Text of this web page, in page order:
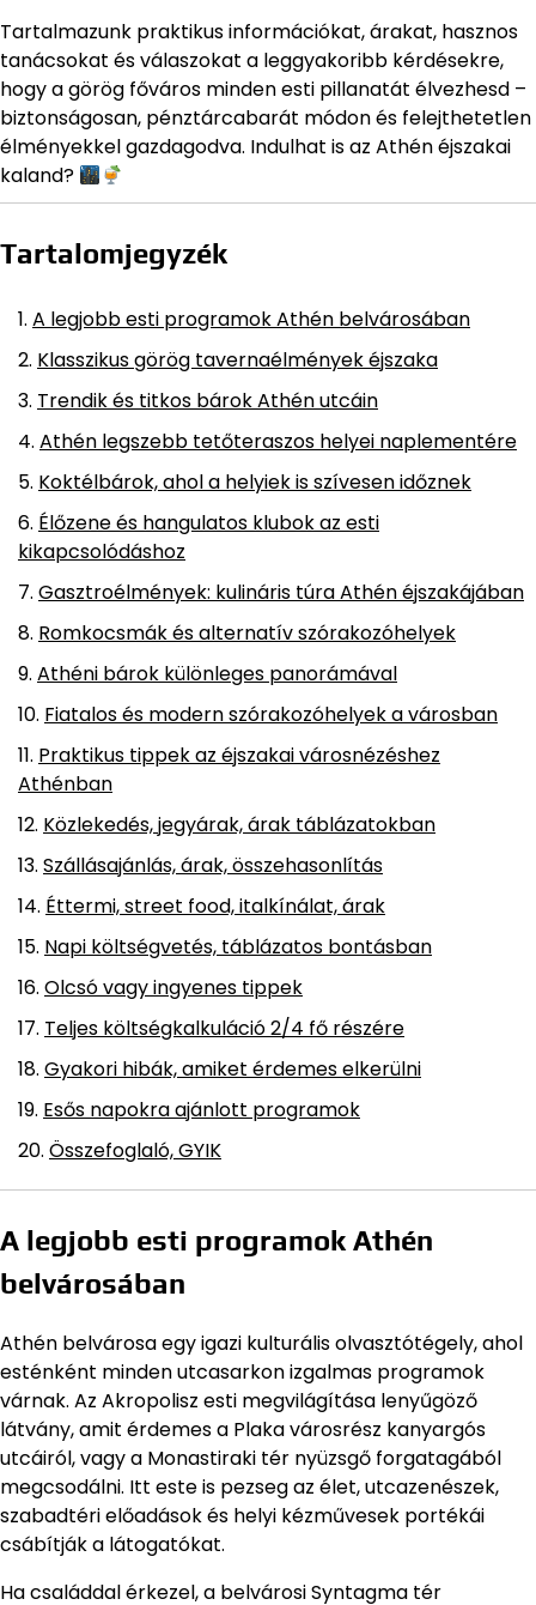
Tartalmazunk praktikus információkat, árakat, hasznos
tanácsokat és válaszokat a leggyakoribb kérdésekre,
hogy a görög főváros minden esti pillanatát élvezhesd –
biztonságosan, pénztárcabarát módon és felejthetetlen
élményekkel gazdagodva. Indulhat is az Athén éjszakai
kaland?
Tartalomjegyzék
A legjobb esti programok Athén belvárosában
Klasszikus görög tavernaélmények éjszaka
Trendik és titkos bárok Athén utcáin
Athén legszebb tetőteraszos helyei naplementére
Koktélbárok, ahol a helyiek is szívesen időznek
Élőzene és hangulatos klubok az esti
kikapcsolódáshoz
Gasztroélmények: kulináris túra Athén éjszakájában
Romkocsmák és alternatív szórakozóhelyek
Athéni bárok különleges panorámával
Fiatalos és modern szórakozóhelyek a városban
Praktikus tippek az éjszakai városnézéshez
Athénban
Közlekedés, jegyárak, árak táblázatokban
Szállásajánlás, árak, összehasonlítás
Éttermi, street food, italkínálat, árak
Napi költségvetés, táblázatos bontásban
Olcsó vagy ingyenes tippek
Teljes költségkalkuláció 2/4 fő részére
Gyakori hibák, amiket érdemes elkerülni
Esős napokra ajánlott programok
Összefoglaló, GYIK
A legjobb esti programok Athén
belvárosában
Athén belvárosa egy igazi kulturális olvasztótégely, ahol
esténként minden utcasarkon izgalmas programok
várnak. Az Akropolisz esti megvilágítása lenyűgöző
látvány, amit érdemes a Plaka városrész kanyargós
utcáiról, vagy a Monastiraki tér nyüzsgő forgatagából
megcsodálni. Itt este is pezseg az élet, utcazenészek,
szabadtéri előadások és helyi kézművesek portékái
csábítják a látogatókat.
Ha családdal érkezel, a belvárosi Syntagma tér